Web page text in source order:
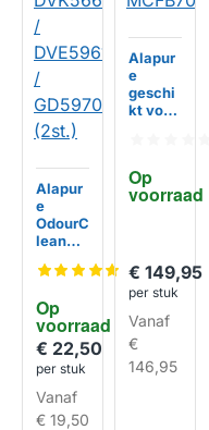
Op
voorraad
Alapur
e
OdourC
lean
ffilter
kt voor
AEG
DVK56
61HB /
DVE59
61HB /
GD597
€ 22,50
per stuk
Vanaf
€ 19,50
Op
voorraad
Alapur
e
geschi
kt voor
Koolsto
ffilter
€ 149,95
per stuk
Vanaf
€
146,95